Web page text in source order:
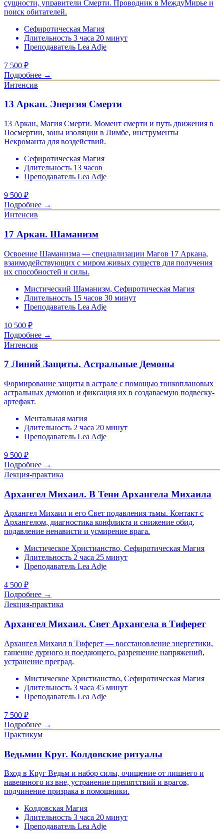
сущности, управители Смерти. Проводник в МеждуМирье и
поиск обитателей.
Сефиротическая Магия
Длительность 3 часа 20 минут
Преподаватель Lea Adje
7 500 ₽
Подробнее →
Интенсив
13 Аркан. Энергия Смерти
13 Аркан, Магия Смерти. Момент смерти и путь движения в
Посмертии, зоны изоляции в Лимбе, инструменты
Некроманта для воздействий.
Сефиротическая Магия
Длительность 13 часов
Преподаватель Lea Adje
9 500 ₽
Подробнее →
Интенсив
17 Аркан. Шаманизм
Освоение Шаманизма — специализации Магов 17 Аркана,
взаимодействующих с миром живых существ для получения
их способностей и силы.
Мистический Шаманизм, Сефиротическая Магия
Длительность 15 часов 30 минут
Преподаватель Lea Adje
10 500 ₽
Подробнее →
Интенсив
7 Линий Защиты. Астральные Демоны
Формирование защиты в астрале с помощью тонкоплановых
астральных демонов и фиксация их в создаваемую подвеску-
артефакт.
Ментальная магия
Длительность 2 часа 20 минут
Преподаватель Lea Adje
9 500 ₽
Подробнее →
Лекция-практика
Архангел Михаил. В Тени Архангела Михаила
Архангел Михаил и его Свет подавления тьмы. Контакт с
Архангелом, диагностика конфликта и снижение обид,
подавление ненависти и усмирение врага.
Мистическое Христианство, Сефиротическая Магия
Длительность 2 часа 25 минут
Преподаватель Lea Adje
4 500 ₽
Подробнее →
Лекция-практика
Архангел Михаил. Свет Архангела в Тиферет
Архангел Михаил в Тиферет — восстановление энергетики,
гашение дурного и поедающего, разрешение напряжений,
устранение преград.
Мистическое Христианство, Сефиротическая Магия
Длительность 3 часа 45 минут
Преподаватель Lea Adje
7 500 ₽
Подробнее →
Практикум
Ведьмин Круг. Колдовские ритуалы
Вход в Круг Ведьм и набор силы, очищение от лишнего и
навеянного из вне, устранение препятствий и врагов,
подчинение призрака в помощники.
Колдовская Магия
Длительность 3 часа 20 минут
Преподаватель Lea Adje